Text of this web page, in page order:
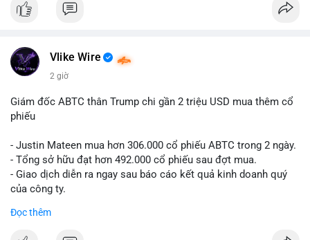
#12dot1btc #786kusd
$cro
📰 Nguồn: Cointelegraph
Vlike Wire
2 giờ
Giám đốc ABTC thân Trump chi gần 2 triệu USD mua thêm cổ
phiếu
- Justin Mateen mua hơn 306.000 cổ phiếu ABTC trong 2 ngày.
- Tổng sở hữu đạt hơn 492.000 cổ phiếu sau đợt mua.
- Giao dịch diễn ra ngay sau báo cáo kết quả kinh doanh quý
của công ty.
#abtc #cryptonews
Đọc thêm